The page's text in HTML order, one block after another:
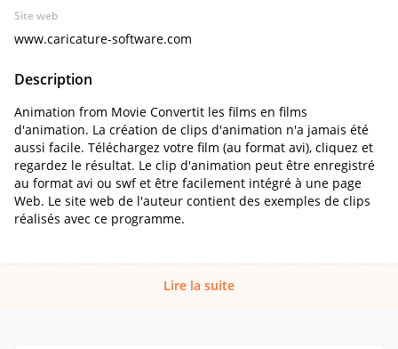
Site web
www.caricature-software.com
Description
Animation from Movie Convertit les films en films
d'animation. La création de clips d'animation n'a jamais été
aussi facile. Téléchargez votre film (au format avi), cliquez et
regardez le résultat. Le clip d'animation peut être enregistré
au format avi ou swf et être facilement intégré à une page
Web. Le site web de l'auteur contient des exemples de clips
réalisés avec ce programme.
Lire la suite